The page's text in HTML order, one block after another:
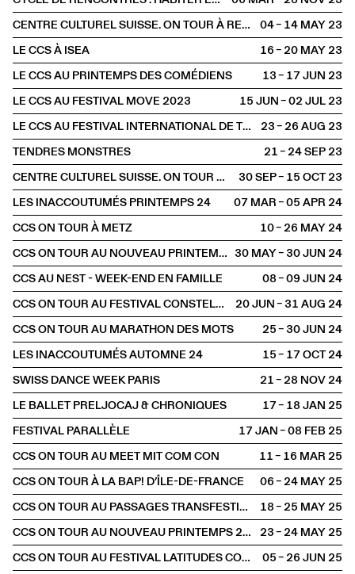
CENTRE CULTUREL SUISSE. ON TOUR À RENNES
04 – 14 MAY2023
LE CCS À ISEA
16 – 20 MAY2023
LE CCS AU PRINTEMPS DES COMÉDIENS
13 – 17 JUN2023
LE CCS AU FESTIVAL MOVE 2023
15 JUN – 02 JUL2023
LE CCS AU FESTIVAL INTERNATIONAL DE THÉÂTRE DE RUE D’AURILLAC
23 – 26 AUG2023
TENDRES MONSTRES
21 – 24 SEP2023
CENTRE CULTUREL SUISSE. ON TOUR À BORDEAUX
30 SEP – 15 OCT2023
LES INACCOUTUMÉS PRINTEMPS 24
07 MAR – 05 APR2024
CCS ON TOUR À METZ
10 – 26 MAY2024
CCS ON TOUR AU NOUVEAU PRINTEMPS 30 MAY – 30 JUN2024
CCS AU NEST - WEEK-END EN FAMILLE
08 – 09 JUN2024
CCS ON TOUR AU FESTIVAL CONSTELLATIONS
20 JUN – 31 AUG2024
CCS ON TOUR AU MARATHON DES MOTS
25 – 30 JUN2024
LES INACCOUTUMÉS AUTOMNE 24
15 – 17 OCT2024
SWISS DANCE WEEK PARIS
21 – 28 NOV2024
LE BALLET PRELJOCAJ & CHRONIQUES
17 – 18 JAN2025
FESTIVAL PARALLÈLE
17 JAN – 08 FEB2025
CCS ON TOUR AU MEET MIT COM CON
11 – 16 MAR2025
CCS ON TOUR À LA BAP! D’ÎLE-DE-FRANCE
06 – 24 MAY2025
CCS ON TOUR AU PASSAGES TRANSFESTIVAL
18 – 25 MAY2025
CCS ON TOUR AU NOUVEAU PRINTEMPS 2025
23 – 24 MAY2025
CCS ON TOUR AU FESTIVAL LATITUDES CONTEMPORAINES
05 – 26 JUN2025